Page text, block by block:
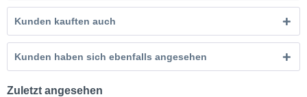
Kunden kauften auch
Kunden haben sich ebenfalls angesehen
Zuletzt angesehen